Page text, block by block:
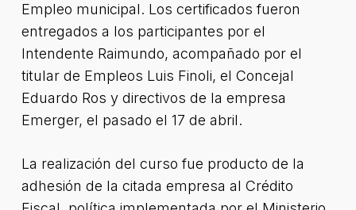
Empleo municipal. Los certificados fueron
entregados a los participantes por el
Intendente Raimundo, acompañado por el
titular de Empleos Luis Finoli, el Concejal
Eduardo Ros y directivos de la empresa
Emerger, el pasado el 17 de abril.
La realización del curso fue producto de la
adhesión de la citada empresa al Crédito